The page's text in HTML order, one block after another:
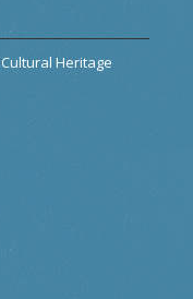
Heritage